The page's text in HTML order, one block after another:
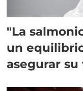
"La
un
asegurar